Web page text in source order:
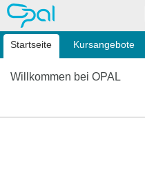
OPAL
Startseite Kursangebote
Willkommen bei OPAL